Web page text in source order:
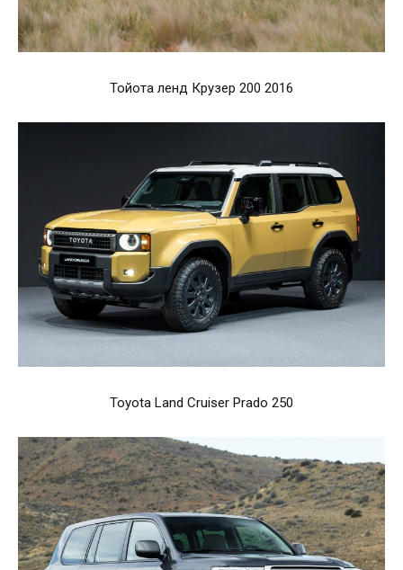
Тойота ленд Крузер 200 2016
Toyota Land Cruiser Prado 250